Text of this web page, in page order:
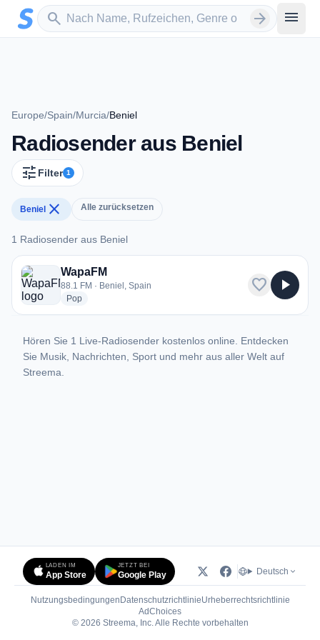
Zum Hauptinhalt springen
search
Sender suchen arrow_forward menu
Europe/Spain/Murcia/Beniel
Radiosender aus Beniel
tune Filter 1
Beniel close Alle zurücksetzen
1 Radiosender aus Beniel
1 Radiosender aus Beniel
WapaFM
88.1 FM · Beniel, Spain
Popradio stations
favorite play_arrow
Hören Sie 1 Live-Radiosender kostenlos online. Entdecken
Sie Musik, Nachrichten, Sport und mehr aus aller Welt auf
Streema.
LADEN IM
App Store
JETZT BEI
Google Play Deutsch
Nutzungsbedingungen DatenschutzrichtlinieUrheberrechtsrichtlinie
AdChoices(öffnet in neuem Tab)
© 2026 Streema, Inc. Alle Rechte vorbehalten